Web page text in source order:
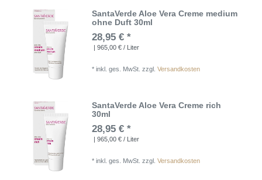
SantaVerde Aloe Vera Creme medium
ohne Duft 30ml
28,95 € *
| 965,00 € / Liter
*inkl. ges. MwSt. zzgl.Versandkosten
SantaVerde Aloe Vera Creme rich
30ml
28,95 € *
| 965,00 € / Liter
*inkl. ges. MwSt. zzgl.Versandkosten